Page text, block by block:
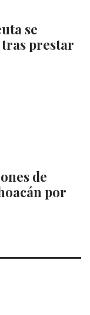
se
prestar
de
por